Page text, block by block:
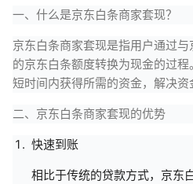
一、什么是京东白条商家套现？
京东白条商家套现是指用户通过
的京东白条额度转换为现金的过
短时间内获得所需的资金，解决资
二、京东白条商家套现的优势
快速到账
相比于传统的贷款方式，京东